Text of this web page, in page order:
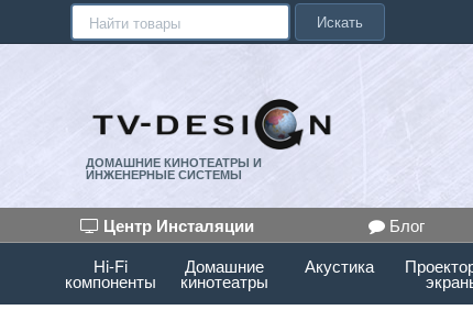
Искать
ДОМАШНИЕ КИНОТЕАТРЫ И
ИНЖЕНЕРНЫЕ СИСТЕМЫ
Центр Инсталяции Блог
Hi-Fi
компоненты
Домашние
кинотеатры
Акустика